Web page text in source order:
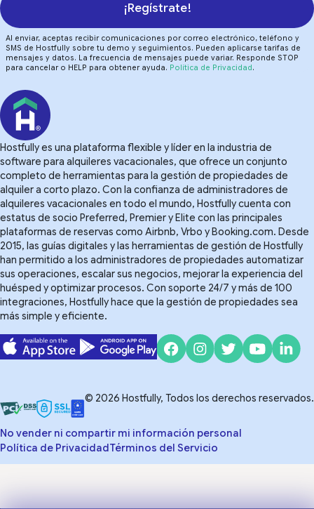
¡Regístrate!
Al enviar, aceptas recibir comunicaciones por correo electrónico, teléfono y
SMS de Hostfully sobre tu demo y seguimientos. Pueden aplicarse tarifas de
mensajes y datos. La frecuencia de mensajes puede variar. Responde STOP
para cancelar o HELP para obtener ayuda. Política de Privacidad.
Hostfully es una plataforma flexible y líder en la industria de
software para alquileres vacacionales, que ofrece un conjunto
completo de herramientas para la gestión de propiedades de
alquiler a corto plazo. Con la confianza de administradores de
alquileres vacacionales en todo el mundo, Hostfully cuenta con
estatus de socio Preferred, Premier y Elite con las principales
plataformas de reservas como Airbnb, Vrbo y Booking.com. Desde
2015, las guías digitales y las herramientas de gestión de Hostfully
han permitido a los administradores de propiedades automatizar
sus operaciones, escalar sus negocios, mejorar la experiencia del
huésped y optimizar procesos. Con soporte 24/7 y más de 100
integraciones, Hostfully hace que la gestión de propiedades sea
más simple y eficiente.
© 2026 Hostfully, Todos los derechos reservados.
No vender ni compartir mi información personal
Política de PrivacidadTérminos del Servicio